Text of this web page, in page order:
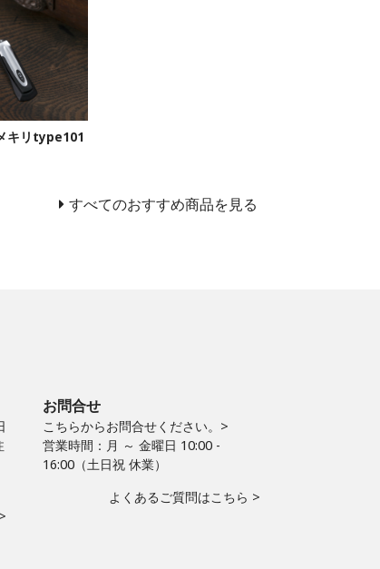
キリtype101
すべてのおすすめ商品を見る
お問合せ
こちらからお問合せください。>
営業時間：月 ～ 金曜日 10:00 -
16:00（土日祝 休業）
よくあるご質問はこちら >